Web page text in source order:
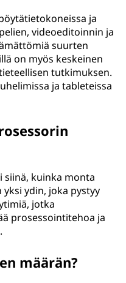
ja
videoeditoinnin ja
suurten
on myös keskeinen
tutkimuksen.
ja tableteissa
siinä, kuinka monta
ydin, joka pystyy
jotka
prosessointitehoa ja
määrän?